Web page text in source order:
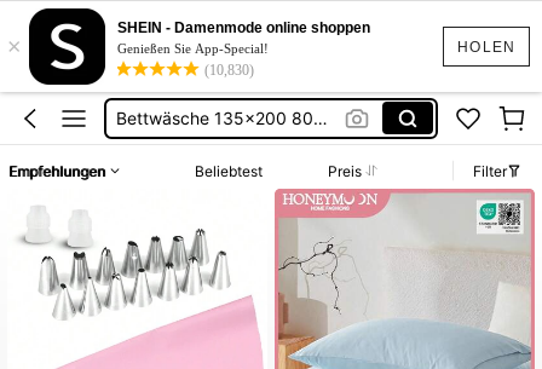
HOLEN
×
SHEIN - Damenmode online shoppen
Genießen Sie App-Special!
(10,830)
Bett Bezug
Bettwäsche
Bettwäsche Baumwolle
Bettwäsche 135×200 80×80
Bettwäsche
Empfehlungen Beliebtest Preis Filter